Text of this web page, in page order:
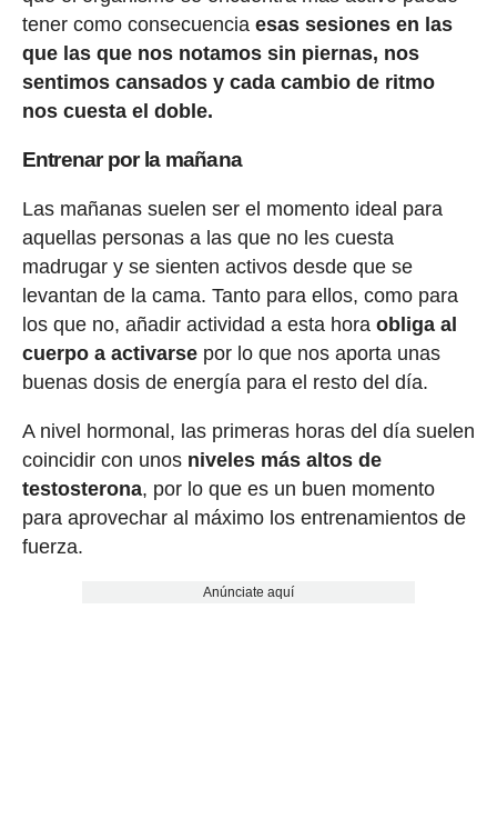
tener como consecuencia esas sesiones en las
que las que nos notamos sin piernas, nos
sentimos cansados y cada cambio de ritmo
nos cuesta el doble.
Entrenar por la mañana
Las mañanas suelen ser el momento ideal para
aquellas personas a las que no les cuesta
madrugar y se sienten activos desde que se
levantan de la cama. Tanto para ellos, como para
los que no, añadir actividad a esta hora obliga al
cuerpo a activarsepor lo que nos aporta unas
buenas dosis de energía para el resto del día.
A nivel hormonal, las primeras horas del día suelen
coincidir con unos niveles más altos de
testosterona, por lo que es un buen momento
para aprovechar al máximo los entrenamientos de
fuerza.
Anúnciate aquí